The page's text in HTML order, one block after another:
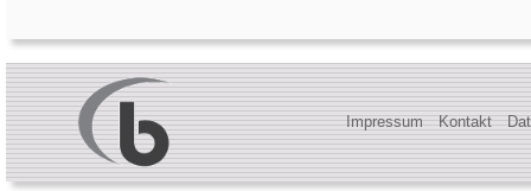
Impressum Kontakt